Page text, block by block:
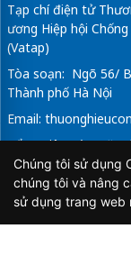
Tạp chí điện tử
ương Hiệp hội
(Vatap)
Tòa soạn: Ngõ 56/
Thành phố Hà Nội
Email:
Tổng Biên Tập: Vũ
Giấy phép hoạt
Thông tin và
Chúng tôi sử dụng
chúng tôi và nâng
sử dụng trang web